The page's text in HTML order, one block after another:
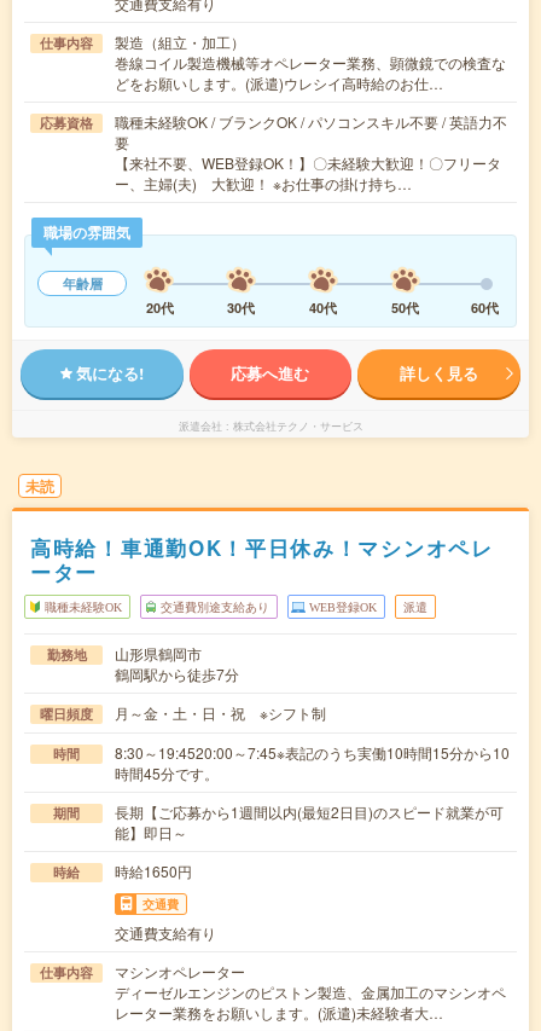
仕事内容
製造（組立・加工）
巻線コイル製造機械等オペレーター業務、顕微鏡での検査な
どをお願いします。(派遣)ウレシイ高時給のお仕…
応募資格
職種未経験OK / ブランクOK / パソコンスキル不要 / 英語力不
要
【来社不要、WEB登録OK！】〇未経験大歓迎！〇フリータ
ー、主婦(夫) 大歓迎！ ※お仕事の掛け持ち…
職場の雰囲気
年齢層
20代
30代 40代 50代 60代
気になる! 応募へ進む 詳しく見る
派遣会社 株式会社テクノ・サービス
未読
高時給！車通勤OK！平日休み！マシンオペレ
ーター
職種未経験OK 交通費別途支給あり WEB登録OK 派遣
勤務地
山形県鶴岡市
鶴岡駅から徒歩7分
曜日頻度 月～金・土・日・祝 ※シフト制
時間
8:30～19:4520:00～7:45※表記のうち実働10時間15分から10
時間45分です。
期間
長期【ご応募から1週間以内(最短2日目)のスピード就業が可
能】即日～
時給 時給1650円
交通費
交通費支給有り
仕事内容
マシンオペレーター
ディーゼルエンジンのピストン製造、金属加工のマシンオペ
レーター業務をお願いします。(派遣)未経験者大…